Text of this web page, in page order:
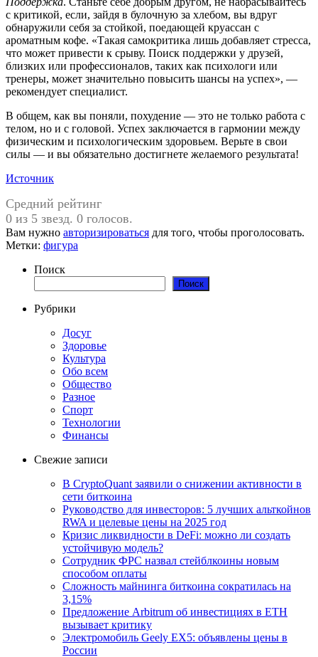
с критикой, если, зайдя в булочную за хлебом, вы вдруг
обнаружили себя за стойкой, поедающей круассан с
ароматным кофе. «Такая самокритика лишь добавляет стресса,
что может привести к срыву. Поиск поддержки у друзей,
близких или профессионалов, таких как психологи или
тренеры, может значительно повысить шансы на успех», —
рекомендует специалист.
В общем, как вы поняли, похудение — это не только работа с
телом, но и с головой. Успех заключается в гармонии между
физическим и психологическим здоровьем. Верьте в свои
силы — и вы обязательно достигнете желаемого результата!
Источник
Средний рейтинг
0 из 5 звезд. 0 голосов.
Вам нужно авторизироваться для того, чтобы проголосовать.
Метки: фигура
Поиск
Поиск
Рубрики
Досуг
Здоровье
Культура
Обо всем
Общество
Разное
Спорт
Технологии
Финансы
Свежие записи
В CryptoQuant заявили о снижении активности в
сети биткоина
Руководство для инвесторов: 5 лучших альткойнов
RWA и целевые цены на 2025 год
Кризис ликвидности в DeFi: можно ли создать
устойчивую модель?
Сотрудник ФРС назвал стейблкоины новым
способом оплаты
Сложность майнинга биткоина сократилась на
3,15%
Предложение Arbitrum об инвестициях в ETH
вызывает критику
Электромобиль Geely EX5: объявлены цены в
России